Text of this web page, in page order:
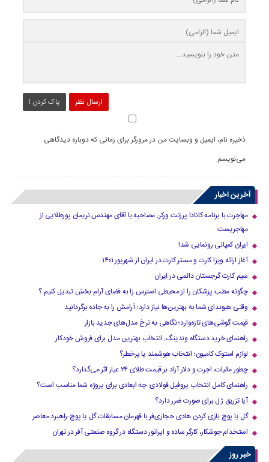
ارسال نظر پاک کردن !
ذخیره نام، ایمیل و وبسایت من در مرورگر برای زمانی که دوباره دیدگاهی
می‌نویسم.
آخرین اخبار
مهاجرت با برنامه کانادا پرزنت ورکر: مصاحبه با آقای مهندس نریمان پورطلایی از
مهاجریست
ایران کمپانی رونمایی شد!
آغاز ارائه ویزا کارت و مستر کارت در ایران از شهریور ۱۴۰۱
سیم کارت گرجستان دائمی در ایران
چگونه مطب پزشکان را از محیطی استرس زا به فضای آرام بخش تبدیل کنیم ؟
وقتی هیوندای شما به بهترین‌ها نیاز دارد؛ آرامش را به جاده برگردانید
قیمت گوشی‌های تازه‌وارد؛ نگاهی به نرخ مدل‌های جدید بازار
راهنمای خرید دستگاه وندینگ: انتخاب بهترین مدل برای فروش خودکار
لوازم استوک کامیون؛ انتخاب هوشمند یا پرخطر؟
چطور مالیات، اجرت و دلار آزاد بر قیمت طلای ۲۴ عیار اثر می‌گذارد؟
راهنمای کامل انتخاب پروفیل فولادی: چه ابعادی برای پروژه شما مناسب است؟
آیا تزریق ژل برای صورت ضرر دارد​؟
گل یا پوچ بازی کردن هادی حجازی‌فر با قهرمان مسابقات گل یا پوچ-راهبرد معاصر
استخدام جوشکار، کارگر ساده و اپراتور دستگاه در گروه صنعتی آفر در تهران
خبر روز